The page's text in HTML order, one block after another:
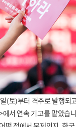
(토)부터 격주로 발행되
서 연속 기고를 맡았습